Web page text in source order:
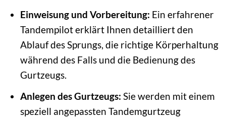
Einweisung und Vorbereitung: Ein erfahrener
Tandempilot erklärt Ihnen detailliert den
Ablauf des Sprungs, die richtige Körperhaltung
während des Falls und die Bedienung des
Gurtzeugs.
Anlegen des Gurtzeugs: Sie werden mit einem
speziell angepassten Tandemgurtzeug